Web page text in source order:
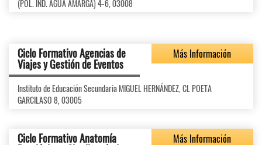
(POL. IND. AGUA AMARGA) 4-6, 03008
Ciclo Formativo Agencias de
Viajes y Gestión de Eventos
Más Información
Instituto de Educación Secundaria MIGUEL HERNÁNDEZ, CL POETA
GARCILASO 8, 03005
Ciclo Formativo Anatomía Más Información